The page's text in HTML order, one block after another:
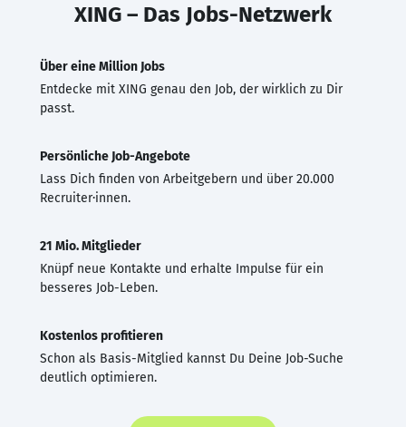
XING – Das Jobs-Netzwerk
Über eine Million Jobs
Entdecke mit XING genau den Job, der wirklich zu Dir
passt.
Persönliche Job-Angebote
Lass Dich finden von Arbeitgebern und über 20.000
Recruiter·innen.
21 Mio. Mitglieder
Knüpf neue Kontakte und erhalte Impulse für ein
besseres Job-Leben.
Kostenlos profitieren
Schon als Basis-Mitglied kannst Du Deine Job-Suche
deutlich optimieren.